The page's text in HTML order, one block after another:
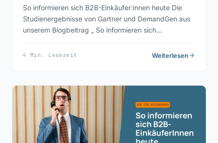
So informieren sich B2B-Einkäufer:innen heute Die
Studienergebnisse von Gartner und DemandGen aus
unserem Blogbeitrag „ So informieren sich…
4 Min. Lesezeit Weiterlesen